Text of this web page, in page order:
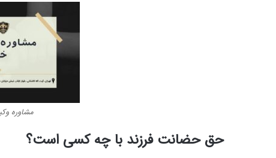
مشاوره
حق حضانت فرزند با چه کسی است؟